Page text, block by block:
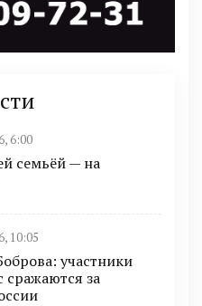
6:00
семьёй — на
10:05
участники
сражаются за